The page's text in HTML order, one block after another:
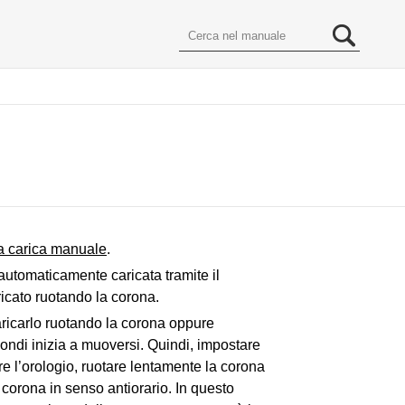
carica manuale.
caricata tramite il
ruotando la corona.
ruotando la corona oppure
inizia a muoversi. Quindi, impostare
l’orologio, ruotare lentamente la corona
in senso antiorario. In questo